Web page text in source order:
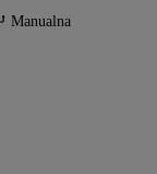
Manualna